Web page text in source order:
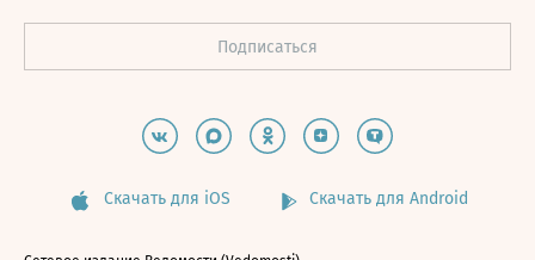
Скачать для iOS Скачать для Android